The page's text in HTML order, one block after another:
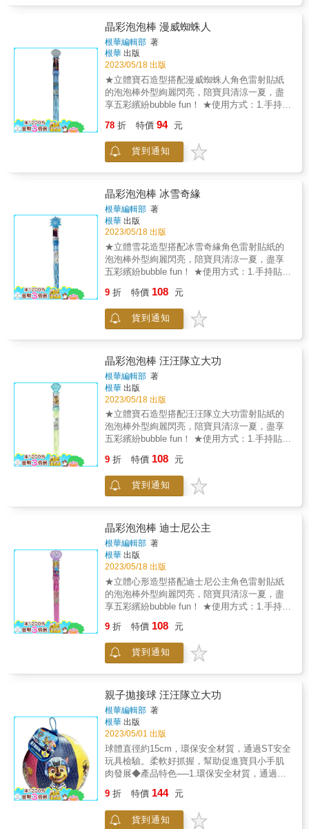
刺激動態視覺，能強化孩子的手眼協調！ 4.高
能彈跳，適合多種球類玩法。 5.通過檢驗好放
心 通過ST檢驗的安全材質，讓孩子玩得開心，
家長更放心。 6.促進親子關係 家長可以陪伴孩
子一起玩耍，促進親子互動關係，也可以共享
親密的互動時光。 商品功能 ★促進視覺發展
鮮艷又活潑的顏色能刺激孩子的動態視覺發
展。 ★訓練運動智能 遊戲過程中能訓練孩子的
孩子訓練小肌肉，強化肌肉發展。 ★強化親子
互動 家長可在旁陪伴孩子，和孩子一起丟球、
接球、打籃球，共享親子互動時光。 &
能吸引孩子目光，也適合讓孩子學習抓握能力
與小肌肉的發展。家長可以在一旁陪伴孩子練
習丟球、拍球、拋球、投球等不同遊戲，能訓
練孩子肌肉發展與平衡能力，同時刺激動態視
覺，不僅強化兒童運動神經發展，在遊玩的過
程中也能促進親子互動關係。 商品特色 1.促進
運動神經 在投球、丟球、拍球的遊戲過程中，
能促進孩子運動神經發展，強化孩子的運動智
能。 2.顏色識別能力 鮮豔活潑的顏色，能刺激
別能力，多元認知發展。 3.強化手眼協調 動態
的籃球能刺激孩子的手部肌肉發展，同時也能
刺激動態視覺，能強化孩子的手眼協調！ 4.高
能彈跳，適合多種球類玩法。 5.通過檢驗好放
心 通過ST檢驗的安全材質，讓孩子玩得開心，
家長更放心。 6.促進親子關係 家長可以陪伴孩
子一起玩耍，促進親子互動關係，也可以共享
親密的互動時光。 商品功能 ★促進視覺發展
鮮艷又活潑的顏色能刺激孩子的動態視覺發
展。 ★訓練運動智能 遊戲過程中能訓練孩子的
孩子訓練小肌肉，強化肌肉發展。 ★強化親子
互動 家長可在旁陪伴孩子，和孩子一起丟球、
接球、打籃球，共享親子互動時光。 &
晶彩泡泡棒 漫威蜘蛛人
根華編輯部 著
根華 出版
2023/05/18 出版
★立體寶石造型搭配漫威蜘蛛人角色雷射貼紙
的泡泡棒外型絢麗閃亮，陪寶貝清涼一夏，盡
享五彩繽紛bubble fun！ ★使用方式：1.手持貼
棒。可用嘴吹也可手揮，樂趣加倍。2.轉開上
方的寶石，還有神祕的小小儲物空間喔！●泡泡
遊戲好處多：1.增加親子互動2.促進肢體協調3.
棒，尺寸也略有不同）泡泡液容量：約
118ml（4 fl oz）◆小叮嚀：使用泡泡水玩具
時，應避免觸碰眼睛及嘴巴，玩完後請立刻洗
手。泡泡水開封後請盡速用完，避免受微生物
污染
78 折 特價 94 元
貨到通知
晶彩泡泡棒 冰雪奇緣
根華編輯部 著
根華 出版
2023/05/18 出版
★立體雪花造型搭配冰雪奇緣角色雷射貼紙的
泡泡棒外型絢麗閃亮，陪寶貝清涼一夏，盡享
五彩繽紛bubble fun！ ★使用方式：1.手持貼有
可用嘴吹也可手揮，樂趣加倍。2.轉開上方的
雪花，還有神祕的小小儲物空間喔！
9 折 特價 108 元
貨到通知
晶彩泡泡棒 汪汪隊立大功
根華編輯部 著
根華 出版
2023/05/18 出版
★立體寶石造型搭配汪汪隊立大功雷射貼紙的
泡泡棒外型絢麗閃亮，陪寶貝清涼一夏，盡享
五彩繽紛bubble fun！ ★使用方式：1.手持貼有
可用嘴吹也可手揮，樂趣加倍。2.轉開上方的
寶石，還有神祕的小小儲物空間喔●泡泡遊戲好
處多：1.增加親子互動2.促進肢體協調3.訓練肺
寸也略有不同）泡泡液容量：約118ml（4 fl
oz）◆小叮嚀：使用泡泡水玩具時，應避免觸
碰眼睛及嘴巴，玩完後請立刻洗手。泡泡水開
封後請盡速用完，避免受微生物污染
9 折 特價 108 元
貨到通知
晶彩泡泡棒 迪士尼公主
根華編輯部 著
根華 出版
2023/05/18 出版
★立體心形造型搭配迪士尼公主角色雷射貼紙
的泡泡棒外型絢麗閃亮，陪寶貝清涼一夏，盡
享五彩繽紛bubble fun！ ★使用方式：1.手持貼
棒。可用嘴吹也可手揮，樂趣加倍。2.轉開上
方的愛心，還有神祕的小小儲物空間喔●泡泡遊
戲好處多：1.增加親子互動2.促進肢體協調3.訓
棒，尺寸也略有不同）泡泡液容量：約
118ml（4 fl oz）◆小叮嚀：使用泡泡水玩具
時，應避免觸碰眼睛及嘴巴，玩完後請立刻洗
手。泡泡水開封後請盡速用完，避免受微生物
污染
9 折 特價 108 元
貨到通知
親子拋接球 汪汪隊立大功
根華編輯部 著
根華 出版
2023/05/01 出版
球體直徑約15cm，環保安全材質，通過ST安全
玩具檢驗。柔軟好抓握，幫助促進寶貝小手肌
肉發展◆產品特色──1.環保安全材質，通過ST
小手肌肉發展。3.拋接球的遊戲可以發展幼兒
手眼協調力並激發運動潛能。4.可手丟也可腳
踢，快樂玩耍增加親子互動。◆玩法介紹──※
9 折 特價 144 元
貨到通知